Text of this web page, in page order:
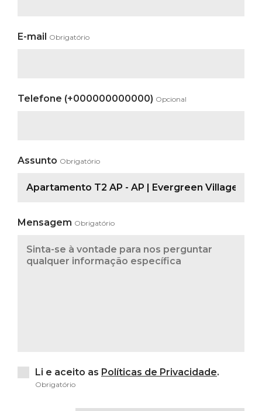
E-mail Obrigatório
Telefone (+000000000000) Opcional
Assunto Obrigatório
Mensagem Obrigatório
Li e aceito as Políticas de Privacidade.
Obrigatório